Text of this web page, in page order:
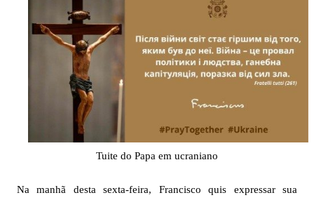
Tuite do Papa em ucraniano
Na manhã desta sexta-feira, Francisco quis expressar sua